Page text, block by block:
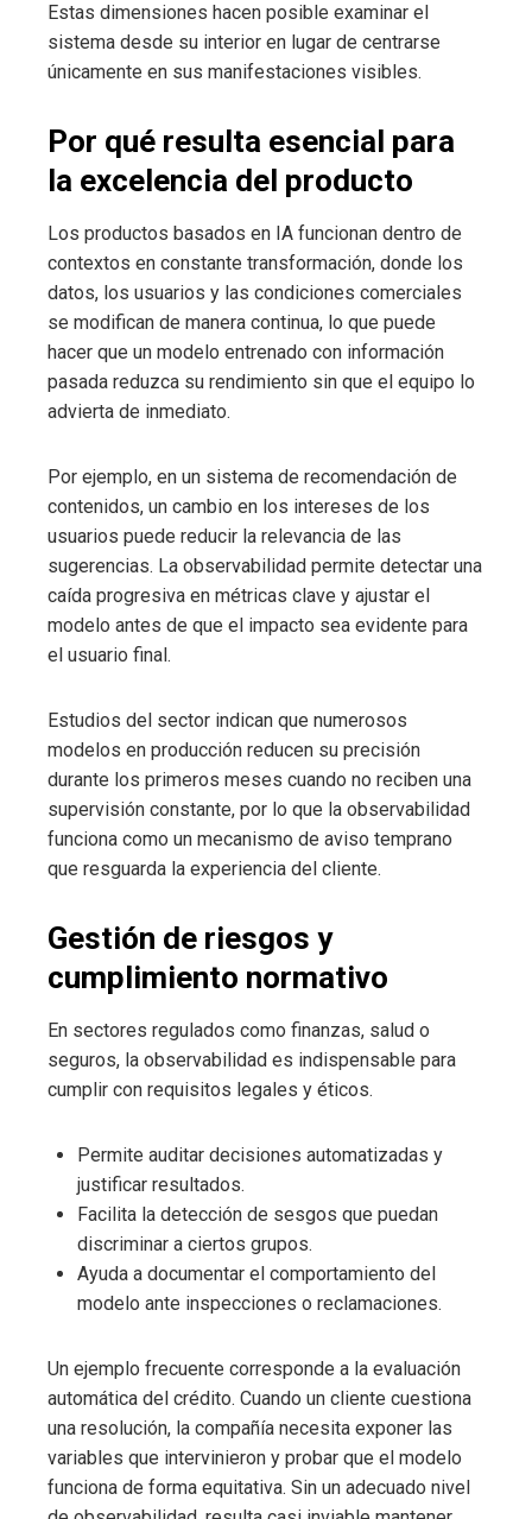
Estas dimensiones hacen posible examinar el
sistema desde su interior en lugar de centrarse
únicamente en sus manifestaciones visibles.
Por qué resulta esencial para
la excelencia del producto
Los productos basados en IA funcionan dentro de
contextos en constante transformación, donde los
datos, los usuarios y las condiciones comerciales
se modifican de manera continua, lo que puede
hacer que un modelo entrenado con información
pasada reduzca su rendimiento sin que el equipo lo
advierta de inmediato.
Por ejemplo, en un sistema de recomendación de
contenidos, un cambio en los intereses de los
usuarios puede reducir la relevancia de las
sugerencias. La observabilidad permite detectar una
caída progresiva en métricas clave y ajustar el
modelo antes de que el impacto sea evidente para
el usuario final.
Estudios del sector indican que numerosos
modelos en producción reducen su precisión
durante los primeros meses cuando no reciben una
supervisión constante, por lo que la observabilidad
funciona como un mecanismo de aviso temprano
que resguarda la experiencia del cliente.
Gestión de riesgos y
cumplimiento normativo
En sectores regulados como finanzas, salud o
seguros, la observabilidad es indispensable para
cumplir con requisitos legales y éticos.
Permite auditar decisiones automatizadas y
justificar resultados.
Facilita la detección de sesgos que puedan
discriminar a ciertos grupos.
Ayuda a documentar el comportamiento del
modelo ante inspecciones o reclamaciones.
Un ejemplo frecuente corresponde a la evaluación
automática del crédito. Cuando un cliente cuestiona
una resolución, la compañía necesita exponer las
variables que intervinieron y probar que el modelo
funciona de forma equitativa. Sin un adecuado nivel